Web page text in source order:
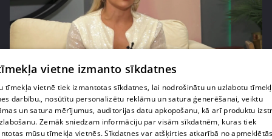
pirms 7 mēnešiem
Yana Bruk pasaka, kādu vīrieti patiesībā meklē
8. epizode
vietne izmanto sīkdatnes
tīmekļa vietnē tiek izmantotas sīkdatnes, lai nodrošinātu un uzlabotu
darbību., nosūtītu personalizētu reklāmu un satura ģenerēšanai, veiktu
un satura mērījumus, auditorijas datu apkopošanu, kā arī produktu
Zemāk sniedzam informāciju par visām sīkdatnēm, kuras tiek
mūsu tīmekļa vietnēs. Sīkdatnes var atšķirties atkarībā no